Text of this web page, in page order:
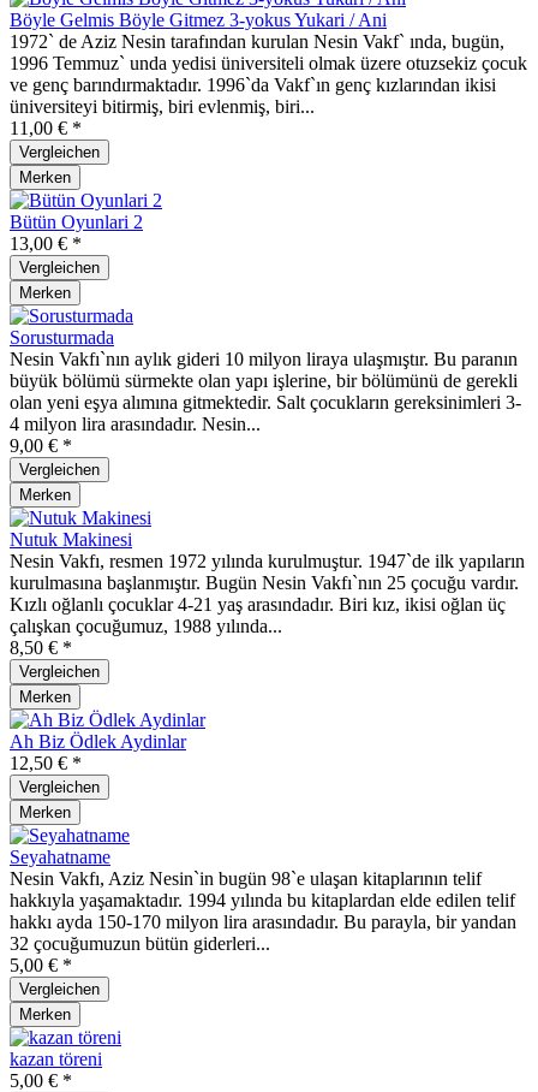
Böyle Gelmis Böyle Gitmez 3-yokus Yukari / Ani
1972` de Aziz Nesin tarafından kurulan Nesin Vakf` ında, bugün,
1996 Temmuz` unda yedisi üniversiteli olmak üzere otuzsekiz çocuk
ve genç barındırmaktadır. 1996`da Vakf`ın genç kızlarından ikisi
üniversiteyi bitirmiş, biri evlenmiş, biri...
11,00 € *
Vergleichen
Merken
Bütün Oyunlari 2
13,00 € *
Vergleichen
Merken
Sorusturmada
Nesin Vakfı`nın aylık gideri 10 milyon liraya ulaşmıştır. Bu paranın
büyük bölümü sürmekte olan yapı işlerine, bir bölümünü de gerekli
olan yeni eşya alımına gitmektedir. Salt çocukların gereksinimleri 3-
4 milyon lira arasındadır. Nesin...
9,00 € *
Vergleichen
Merken
Nutuk Makinesi
Nesin Vakfı, resmen 1972 yılında kurulmuştur. 1947`de ilk yapıların
kurulmasına başlanmıştır. Bugün Nesin Vakfı`nın 25 çocuğu vardır.
Kızlı oğlanlı çocuklar 4-21 yaş arasındadır. Biri kız, ikisi oğlan üç
çalışkan çocuğumuz, 1988 yılında...
8,50 € *
Vergleichen
Merken
Ah Biz Ödlek Aydinlar
12,50 € *
Vergleichen
Merken
Seyahatname
Nesin Vakfı, Aziz Nesin`in bugün 98`e ulaşan kitaplarının telif
hakkıyla yaşamaktadır. 1994 yılında bu kitaplardan elde edilen telif
hakkı ayda 150-170 milyon lira arasındadır. Bu parayla, bir yandan
32 çocuğumuzun bütün giderleri...
5,00 € *
Vergleichen
Merken
kazan töreni
5,00 € *